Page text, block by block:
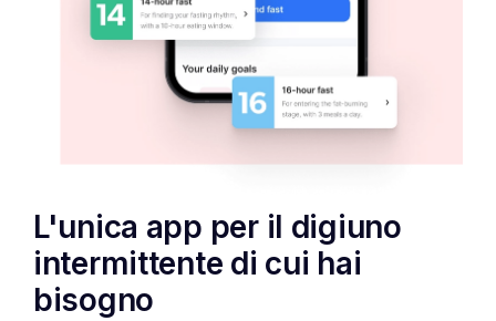
L'unica app per il digiuno
intermittente di cui hai
bisogno